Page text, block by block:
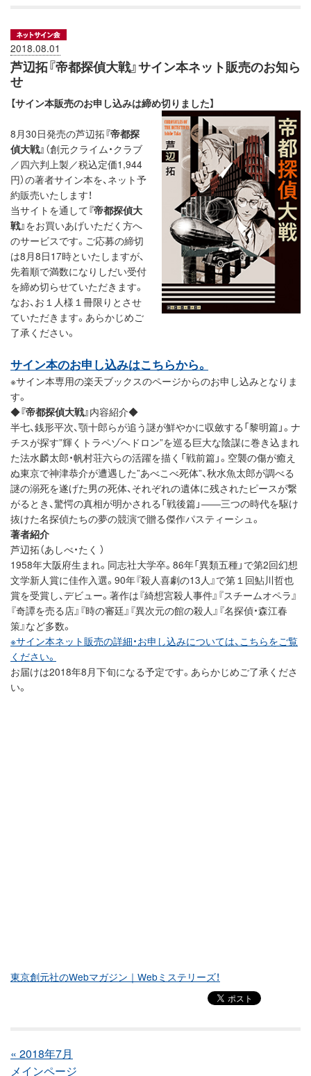
2018.08.01
芦辺拓『帝都探偵大戦』サイン本ネット販売のお知ら
せ
【サイン本販売のお申し込みは締め切りました】
8月30日発売の芦辺拓『帝都探
偵大戦』 （創元クライム・クラブ
／四六判上製／税込定価1,944
円）の著者サイン本を、ネット予
約販売いたします！
当サイトを通して『帝都探偵大
戦』をお買いあげいただく方へ
のサービスです。ご応募の締切
は8月8日17時といたしますが、
先着順で満数になりしだい受付
を締め切らせていただきます。
なお、お１人様１冊限りとさせ
ていただきます。あらかじめご
了承ください。
サイン本のお申し込みはこちらから。
※サイン本専用の楽天ブックスのページからのお申し込みとなりま
す。
◆『帝都探偵大戦』内容紹介◆
半七、銭形平次、顎十郎らが追う謎が鮮やかに収斂する「黎明篇」。ナ
チスが探す”輝くトラペゾヘドロン”を巡る巨大な陰謀に巻き込まれ
た法水麟太郎・帆村荘六らの活躍を描く「戦前篇」。空襲の傷が癒え
ぬ東京で神津恭介が遭遇した”あべこべ死体”、秋水魚太郎が調べる
謎の溺死を遂げた男の死体、それぞれの遺体に残されたピースが繋
がるとき、驚愕の真相が明かされる「戦後篇」――三つの時代を駆け
抜けた名探偵たちの夢の競演で贈る傑作パスティーシュ。
著者紹介
芦辺拓（あしべ・たく ）
1958年大阪府生まれ。同志社大学卒。86年「異類五種」で第2回幻想
文学新人賞に佳作入選。90年『殺人喜劇の13人』で第１回鮎川哲也
賞を受賞し、デビュー。著作は『綺想宮殺人事件』『スチームオペラ』
『奇譚を売る店』『時の審廷』『異次元の館の殺人』『名探偵・森江春
策』など多数。
※サイン本ネット販売の詳細・お申し込みについては、こちらをご覧
ください。
お届けは2018年8月下旬になる予定です。あらかじめご了承くださ
い。
東京創元社のWebマガジン｜Webミステリーズ！
« 2018年7月
メインページ